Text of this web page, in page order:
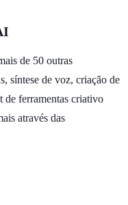
de 50 outras
síntese de voz, criação de
de ferramentas criativo
através das